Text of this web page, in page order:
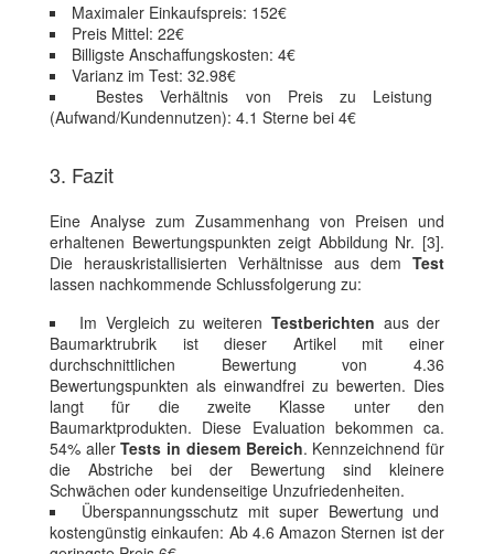
Maximaler Einkaufspreis: 152€
Preis Mittel: 22€
Billigste Anschaffungskosten: 4€
Varianz im Test: 32.98€
Bestes Verhältnis von Preis zu Leistung
(Aufwand/Kundennutzen): 4.1 Sterne bei 4€
3. Fazit
Eine Analyse zum Zusammenhang von Preisen und
erhaltenen Bewertungspunkten zeigt Abbildung Nr. [3].
Die herauskristallisierten Verhältnisse aus dem Test
lassen nachkommende Schlussfolgerung zu:
Im Vergleich zu weiterenTestberichten aus der
Baumarktrubrik ist dieser Artikel mit einer
durchschnittlichen Bewertung von 4.36
Bewertungspunkten als einwandfrei zu bewerten. Dies
langt für die zweite Klasse unter den
Baumarktprodukten. Diese Evaluation bekommen ca.
54% allerTests in diesem Bereich. Kennzeichnend für
die Abstriche bei der Bewertung sind kleinere
Schwächen oder kundenseitige Unzufriedenheiten.
Überspannungsschutz mit super Bewertung und
kostengünstig einkaufen: Ab 4.6 Amazon Sternen ist der